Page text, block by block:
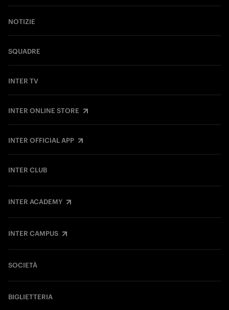
NOTIZIE
SQUADRE
INTER TV
INTER ONLINE STORE
INTER OFFICIAL APP
INTER CLUB
INTER ACADEMY
INTER CAMPUS
SOCIETÀ
BIGLIETTERIA